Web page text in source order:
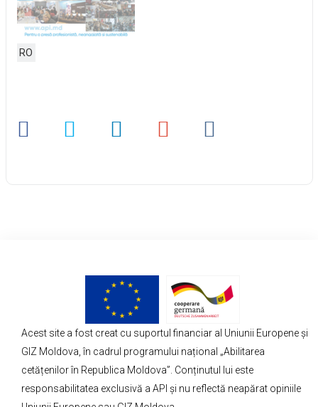
RO
Acest site a fost creat cu suportul financiar al Uniunii Europene și
GIZ Moldova, în cadrul programului național „Abilitarea
cetățenilor în Republica Moldova”. Conținutul lui este
responsabilitatea exclusivă a API și nu reflectă neapărat opiniile